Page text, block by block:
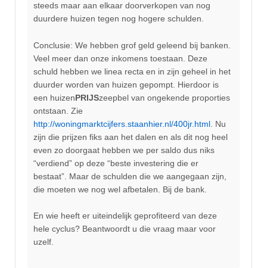
steeds maar aan elkaar doorverkopen van nog
duurdere huizen tegen nog hogere schulden.
Conclusie: We hebben grof geld geleend bij banken.
Veel meer dan onze inkomens toestaan. Deze
schuld hebben we linea recta en in zijn geheel in het
duurder worden van huizen gepompt. Hierdoor is
een huizenPRIJSzeepbel van ongekende proporties
ontstaan. Zie
http://woningmarktcijfers.staanhier.nl/400jr.html . Nu
zijn die prijzen fiks aan het dalen en als dit nog heel
even zo doorgaat hebben we per saldo dus niks
“verdiend” op deze “beste investering die er
bestaat”. Maar de schulden die we aangegaan zijn,
die moeten we nog wel afbetalen. Bij de bank.
En wie heeft er uiteindelijk geprofiteerd van deze
hele cyclus? Beantwoordt u die vraag maar voor
uzelf.